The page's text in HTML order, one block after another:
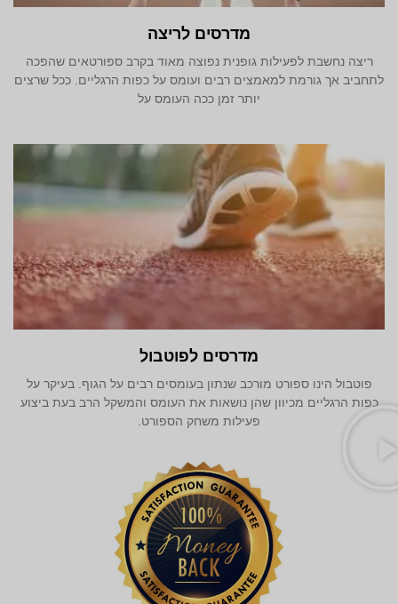
מדרסים לריצה
ריצה נחשבת לפעילות גופנית נפוצה מאוד בקרב ספורטאים שהפכה
לתחביב אך גורמת למאמצים רבים ועומס על כפות הרגליים. ככל שרצים
יותר זמן ככה העומס על
מדרסים לפוטבול
פוטבול הינו ספורט מורכב שנתון בעומסים רבים על הגוף. בעיקר על
כפות הרגליים מכיוון שהן נושאות את העומס והמשקל הרב בעת ביצוע
פעילות משחק הספורט.